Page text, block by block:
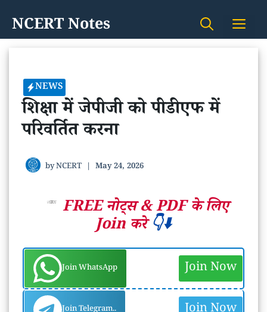
content
NCERT Notes
NEWS
शिक्षा में जेपीजी को पीडीएफ में
परिवर्तित करना
byNCERT | May 24, 2026
FREE नोट्स &PDF के लिए
Join करे👇⬇️
Join WhatsApp Join Now
Join Telegram..